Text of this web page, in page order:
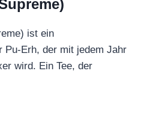
ist ein
Pu‑Erh, der mit jedem Jahr
wird. Ein Tee, der